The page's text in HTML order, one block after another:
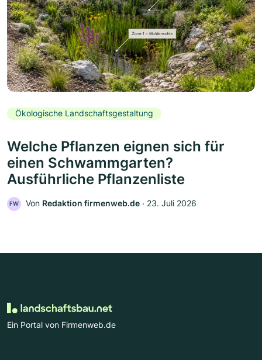
Ökologische Landschaftsgestaltung
Welche Pflanzen eignen sich für
einen Schwammgarten?
Ausführliche Pflanzenliste
FW Von Redaktion firmenweb.de ‧ 23. Juli 2026
Ein Portal von Firmenweb.de